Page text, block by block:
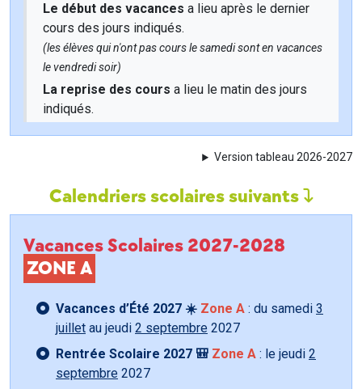
Le début des vacances a lieu après le dernier
cours des jours indiqués.
(les élèves qui n'ont pas cours le samedi sont en vacances
le vendredi soir)
La reprise des cours a lieu le matin des jours
indiqués.
Version tableau 2026-2027
Calendriers scolaires suivants
Vacances Scolaires 2027-2028
ZONE A
Vacances d’Été 2027 ☀️ Zone A : du samedi 3
juillet au jeudi 2 septembre 2027
Rentrée Scolaire 2027 🎒 Zone A : le jeudi 2
septembre 2027